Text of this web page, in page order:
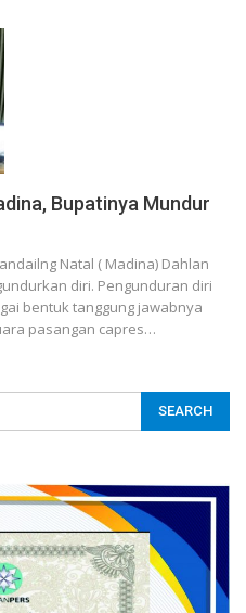
Bupatinya Mundur
Natal ( Madina) Dahlan
diri. Pengunduran diri
bentuk tanggung jawabnya
pasangan capres…